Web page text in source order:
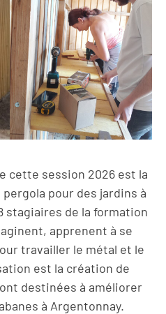
cette session 2026 est la
pour des jardins à
stagiaires de la formation
apprenent à se
travailler le métal et le
est la création de
destinées à améliorer
à Argentonnay.